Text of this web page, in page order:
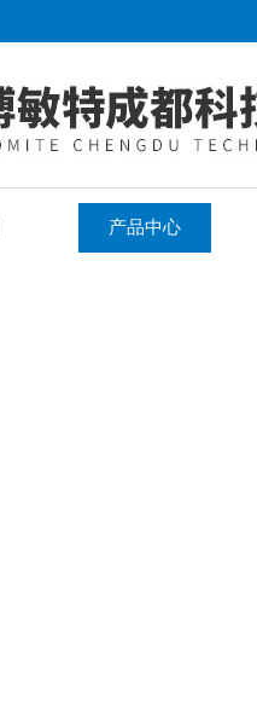
产品中心